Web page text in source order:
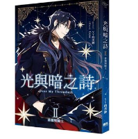
「人類常說，唯有欲望永
確少有變化，倒是殿下您
物，需要經歷變化是很正
當事者卻很贊同地點了點
好活力無限的我，Jean你